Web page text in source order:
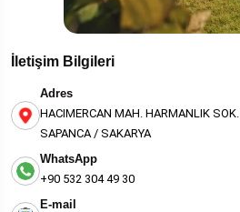
İletişim Bilgileri
Adres
HACIMERCAN MAH. HARMANLIK SOK.
SAPANCA / SAKARYA
WhatsApp
+90 532 304 49 30
E-mail